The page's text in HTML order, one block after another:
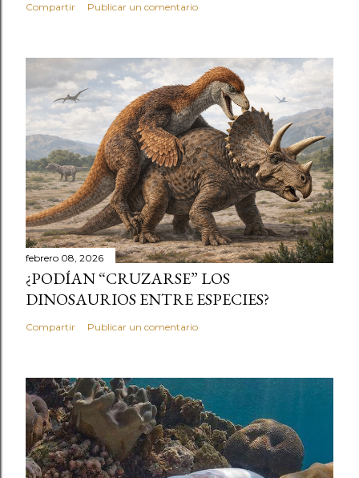
Compartir Publicar un comentario
febrero 08, 2026
¿PODÍAN “CRUZARSE” LOS
DINOSAURIOS ENTRE ESPECIES?
Compartir Publicar un comentario